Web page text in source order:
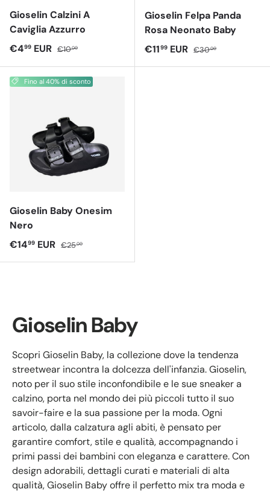
Gioselin Calzini A
Caviglia Azzurro
Prezzo di vendita
€499 EUR Prezzo normale
€1000
Gioselin Felpa Panda
Rosa Neonato Baby
Prezzo di vendita
€1199 EUR Prezzo normale
€3000
Fino al 40% di sconto
Gioselin Baby Onesim
Nero
Prezzo di vendita
€1499 EUR Prezzo normale
€2500
Gioselin Baby
Scopri Gioselin Baby, la collezione dove la tendenza
streetwear incontra la dolcezza dell'infanzia. Gioselin,
noto per il suo stile inconfondibile e le sue sneaker a
calzino, porta nel mondo dei più piccoli tutto il suo
savoir-faire e la sua passione per la moda. Ogni
articolo, dalla calzatura agli abiti, è pensato per
garantire comfort, stile e qualità, accompagnando i
primi passi dei bambini con eleganza e carattere. Con
design adorabili, dettagli curati e materiali di alta
qualità, Gioselin Baby offre il perfetto mix tra moda e